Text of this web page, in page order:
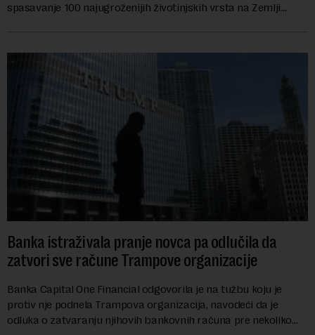
spasavanje 100 najugroženijih životinjskih vrsta na Zemlji
Banka istraživala pranje novca pa odlučila da
zatvori sve račune Trampove organizacije
Banka Capital One Financial odgovorila je na tužbu koju je
protiv nje podnela Trampova organizacija, navodeći da je
odluka o zatvaranju njihovih bankovnih računa pre nekoliko